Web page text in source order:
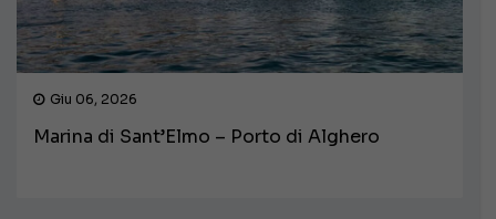
Giu 06, 2026
Marina di Sant’Elmo – Porto di Alghero